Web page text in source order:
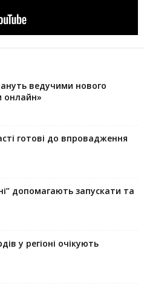
ведучими нового
онлайн»
готові до впровадження
допомагають запускaти та
у регіоні очікують